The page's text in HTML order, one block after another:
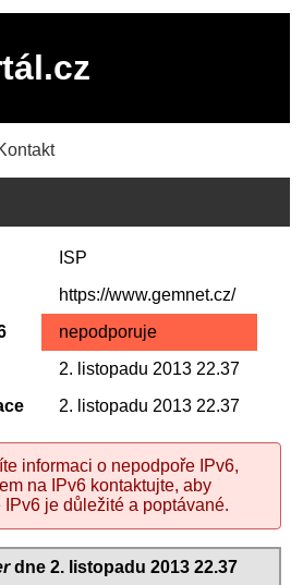
ISP
https://www.gemnet.cz/
nepodporuje
2. listopadu 2013 22.37
2. listopadu 2013 22.37
informaci o nepodpoře IPv6,
na IPv6 kontaktujte, aby
je důležité a poptávané.
dne 2. listopadu 2013 22.37